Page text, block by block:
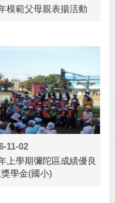
模範父母親表揚活動
11-02
上學期彌陀區成績優良
學金(國小)